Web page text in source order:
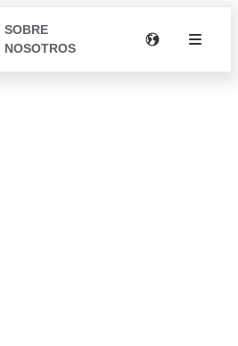
SOBRE
NOSOTROS